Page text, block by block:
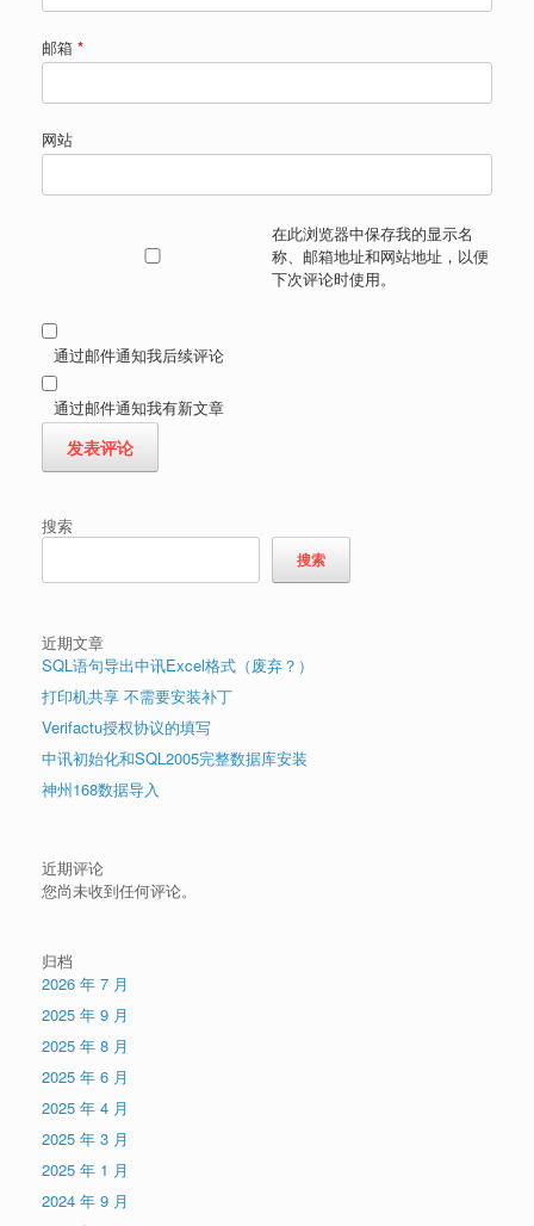
邮箱 *
网站
在此浏览器中保存我的显示名
称、邮箱地址和网站地址，以便
下次评论时使用。
通过邮件通知我后续评论
通过邮件通知我有新文章
搜索
搜索
近期文章
SQL语句导出中讯Excel格式（废弃？）
打印机共享 不需要安装补丁
Verifactu授权协议的填写
中讯初始化和SQL2005完整数据库安装
神州168数据导入
近期评论
您尚未收到任何评论。
归档
2026 年 7 月
2025 年 9 月
2025 年 8 月
2025 年 6 月
2025 年 4 月
2025 年 3 月
2025 年 1 月
2024 年 9 月